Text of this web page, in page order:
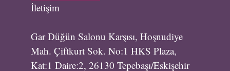
İletişim
Gar Düğün Salonu Karşısı, Hoşnudiye
Mah. Çiftkurt Sok. No:1 HKS Plaza,
Kat:1 Daire:2, 26130 Tepebaşı/Eskişehir